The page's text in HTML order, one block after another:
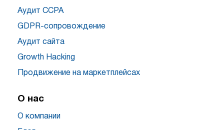
Аудит CCPA
GDPR-сопровождение
Аудит сайта
Growth Hacking
Продвижение на маркетплейсах
О нас
О компании